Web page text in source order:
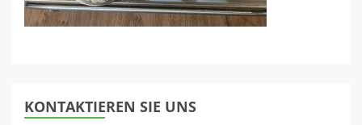
KONTAKTIEREN SIE UNS